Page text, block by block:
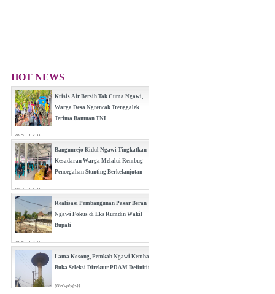
HOT NEWS
Krisis Air Bersih Tak Cuma Ngawi,
Warga Desa Ngrencak Trenggalek
Terima Bantuan TNI
(0 Reply(s))
Bangunrejo Kidul Ngawi Tingkatkan
Kesadaran Warga Melalui Rembug
Pencegahan Stunting Berkelanjutan
(0 Reply(s))
Realisasi Pembangunan Pasar Beran
Ngawi Fokus di Eks Rumdin Wakil
Bupati
(0 Reply(s))
Lama Kosong, Pemkab Ngawi Kembali
Buka Seleksi Direktur PDAM Definitif
(0 Reply(s))